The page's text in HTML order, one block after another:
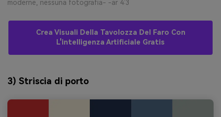
moderne, nessuna fotografia- -ar 4:3
Crea Visuali Della Tavolozza Del Faro Con
L'intelligenza Artificiale Gratis
3) Striscia di porto